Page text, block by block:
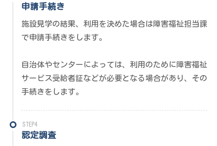
申請手続き
施設見学の結果、利用を決めた場合は障害福祉担当課
で申請手続きをします。
自治体やセンターによっては、利用のために障害福祉
サービス受給者証などが必要となる場合があり、その
手続きをします。
STEP4
認定調査